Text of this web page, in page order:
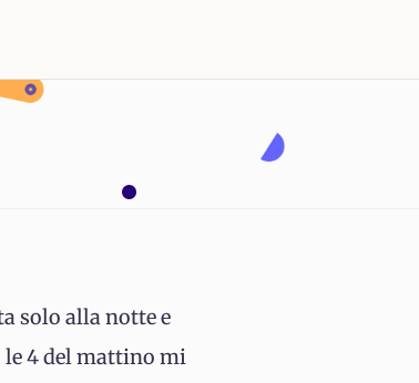
solo alla notte e
4 del mattino mi